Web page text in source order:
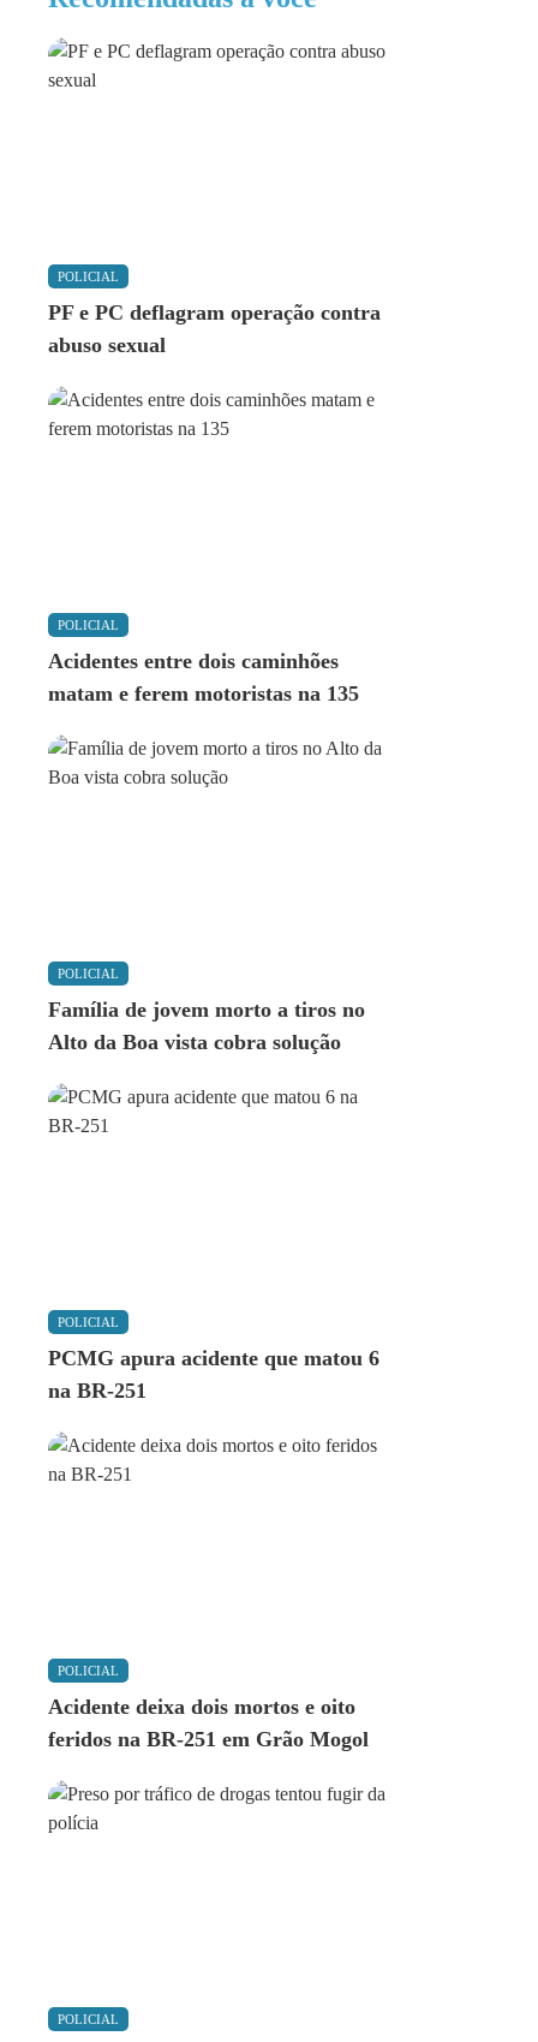
POLICIAL
PF e PC deflagram operação contra
abuso sexual
POLICIAL
Acidentes entre dois caminhões
matam e ferem motoristas na 135
POLICIAL
Família de jovem morto a tiros no
Alto da Boa vista cobra solução
POLICIAL
PCMG apura acidente que matou 6
na BR-251
POLICIAL
Acidente deixa dois mortos e oito
feridos na BR-251 em Grão Mogol
POLICIAL